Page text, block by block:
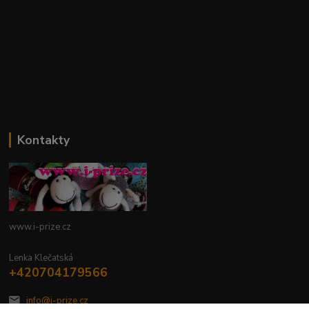
Kontakty
www.i-prize.cz
Lenka Klečatská
+420704179566
info@i-prize.cz